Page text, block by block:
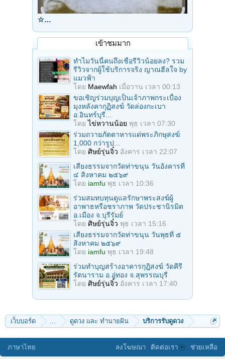
☆…
เข้าชมมาก
ทำไมวันนี้คนถึงเชื่อรีวิวน้อยลง? รวม
รีวิวจากผู้ใช้บริการจริง ญาณฮีลใจ by
แมวฟ้า
โดย Maewfah เมื่อวาน เวลา 00:13
ขอเชิญร่วมบุญเป็นเจ้าภาพกระเบื้อง
มุงหลังคากุฏิสงฆ์ วัดล่องกะเบา
อ.อินทร์บุรี...
โดยไข่หวานน้อย พุธ เวลา 07:30
ร่วมถวายภัตตาหารแด่พระภิกษุสงฆ์
1,000 กว่ารูป...
โดย ศิษย์รุ่นจิ๋ว อังคาร เวลา 22:07
เสียงธรรมจากวัดท่าขนุน วันอังคารที่
๔ สิงหาคม ๒๕๖๙
โดย iamfu พุธ เวลา 10:36
ร่วมสมทบทุนดูแลรักษาพระสงฆ์ผู้
อาพาธหรือชราภาพ วัดประชานิรมิต
อ.เมือง จ.บุรีรัมย์
โดย ศิษย์รุ่นจิ๋ว พุธ เวลา 15:16
เสียงธรรมจากวัดท่าขนุน วันพุธที่ ๕
สิงหาคม ๒๕๖๙
โดย iamfu พุธ เวลา 19:48
ร่วมทำบุญสร้างอาคารกุฎิสงฆ์ วัดคีรี
รัตนาราม อ.อู่ทอง จ.สุพรรณบุรี
โดย ศิษย์รุ่นจิ๋ว อังคาร เวลา 17:40
เว็บบอร์ด ... ดูดวง และ ทำนายฝัน บริการรับดูดวง
ภาษาไทย ลงโฆษณา ติดต่อเรา ช่วยเหลือ